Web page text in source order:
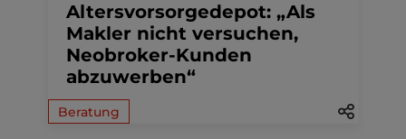
Altersvorsorgedepot: „Als
Makler nicht versuchen,
Neobroker-Kunden
abzuwerben“
Beratung